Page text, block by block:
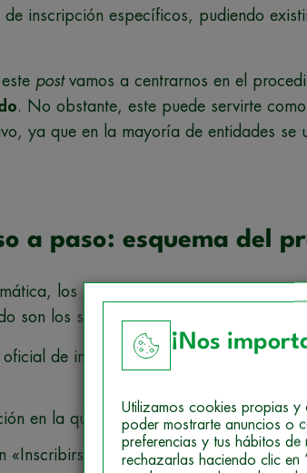
de inscripción específicos, pudiendo
postvamos a centrarnos en el
. No obstante, este puede servirte
ya que en la mayoría de entidades se
a paso: esquema del
los
son los siguientes:
de inscripción en procesos
en la que quieras participar.
«Inscribirse».
¡Nos
Utilizamos cookies propias
poder mostrarte anuncios o
preferencias y tus hábitos
rechazarlas haciendo clic en